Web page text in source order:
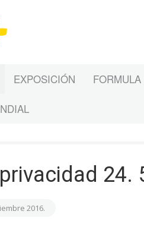
EXPOSICIÓN
24.
2016.